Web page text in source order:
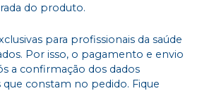
do produto.
para profissionais da saúde
Por isso, o pagamento e envio
a confirmação dos dados
que constam no pedido. Fique